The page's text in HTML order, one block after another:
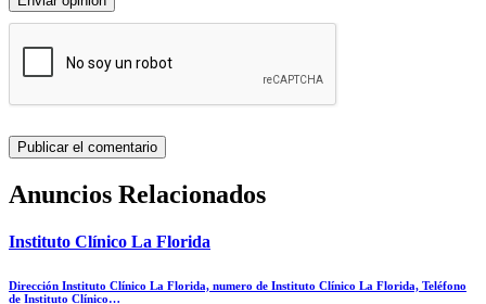
Anuncios Relacionados
Instituto Clínico La Florida
Dirección Instituto Clínico La Florida, numero de Instituto Clínico La Florida, Teléfono
de Instituto Clínico…